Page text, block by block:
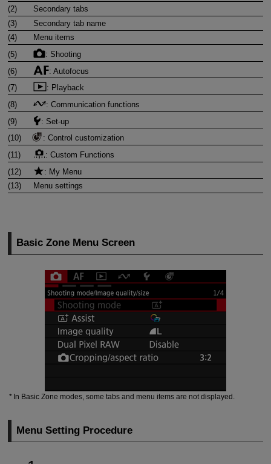
(2)
Secondary tabs
(3)
Secondary tab name
(4)
Menu items
(5)
: Shooting
(6)
: Autofocus
(7)
: Playback
(8)
: Communication functions
(9)
: Set-up
(10)
: Control customization
(11)
: Custom Functions
(12)
: My Menu
(13)
Menu settings
Basic Zone Menu Screen
In Basic Zone modes, some tabs and menu items are not displayed.
Menu Setting Procedure